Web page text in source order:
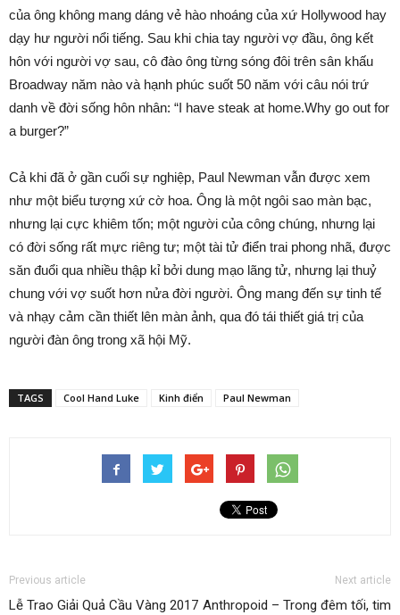
của ông không mang dáng vẻ hào nhoáng của xứ Hollywood hay
dạy hư người nổi tiếng. Sau khi chia tay người vợ đầu, ông kết
hôn với người vợ sau, cô đào ông từng sóng đôi trên sân khấu
Broadway năm nào và hạnh phúc suốt 50 năm với câu nói trứ
danh về đời sống hôn nhân: “I have steak at home.Why go out for
a burger?”
Cả khi đã ở gần cuối sự nghiệp, Paul Newman vẫn được xem
như một biểu tượng xứ cờ hoa. Ông là một ngôi sao màn bạc,
nhưng lại cực khiêm tốn; một người của công chúng, nhưng lại
có đời sống rất mực riêng tư; một tài tử điển trai phong nhã, được
săn đuổi qua nhiều thập kỉ bởi dung mạo lãng tử, nhưng lại thuỷ
chung với vợ suốt hơn nửa đời người. Ông mang đến sự tinh tế
và nhạy cảm cần thiết lên màn ảnh, qua đó tái thiết giá trị của
người đàn ông trong xã hội Mỹ.
TAGS Cool Hand Luke Kinh điển Paul Newman
Previous article
Lễ Trao Giải Quả Cầu Vàng 2017
Next article
Anthropoid – Trong đêm tối, tim